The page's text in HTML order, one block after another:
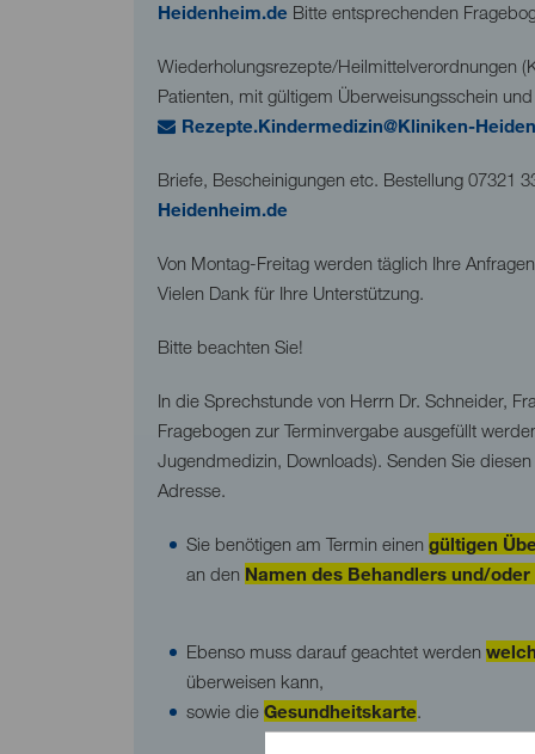
H
d nh m d Bitte entsprechenden
Wiederholungsrezepte/Heilmittelverordnungen
Patienten, mit gültigem Überweisungsschein
R z pt K nd rm d z n Kl n k n-H d
Briefe, Bescheinigungen etc. Bestellung 07321
H
d nh m d
Von Montag-Freitag werden täglich Ihre
Vielen Dank für Ihre Unterstützung.
Bitte beachten Sie!
In die Sprechstunde von Herrn Dr. Schneider,
Fragebogen zur Terminvergabe ausgefüllt
Jugendmedizin, Downloads). Senden Sie
Adresse.
Sie benötigen am Termin einen gültigen
an den Namen des Behandlers und/
Ebenso muss darauf geachtet werden
überweisen kann,
sowie die Gesundheitskarte.